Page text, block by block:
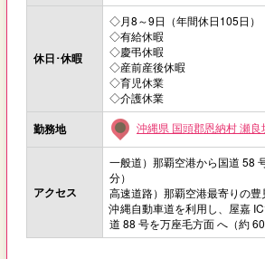
休日･休暇
◇月8～9日（年間休日105日）
◇有給休暇
◇慶弔休暇
◇産前産後休暇
◇育児休業
◇介護休業
勤務地 沖縄県 国頭郡恩納村 瀬
アクセス
一般道）那覇空港から国道 58
分）
高速道路）那覇空港最寄りの豊
沖縄自動車道を利用し、屋嘉
道 88 号を万座毛方面 へ（約 60